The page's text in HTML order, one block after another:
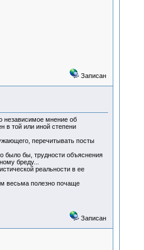
Записан
независимое мнение об
в той или иной степени
перечитывать посты
было бы, трудности объяснения
бреду...
реальности в ее
весьма полезно почаще
Записан